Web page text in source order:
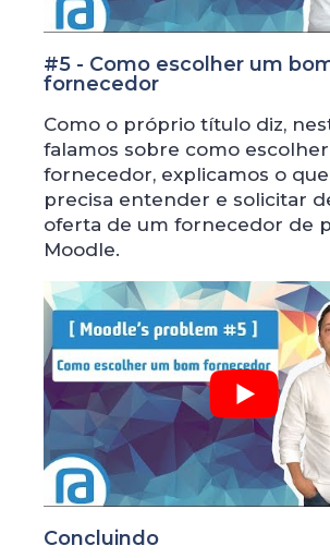
#5 - Como escolher um
fornecedor
Como o próprio título diz,
falamos sobre como
fornecedor, explicamos o
precisa entender e solicitar
oferta de um fornecedor de
Moodle.
Concluindo